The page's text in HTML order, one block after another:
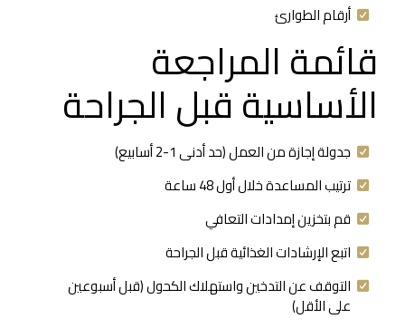
أرقام الطوارئ
قائمة المراجعة
الأساسية قبل الجراحة
جدولة إجازة من العمل (حد أدنى 1-2 أسابيع)
ترتيب المساعدة خلال أول 48 ساعة
قم بتخزين إمدادات التعافي
اتبع الإرشادات الغذائية قبل الجراحة
التوقف عن التدخين واستهلاك الكحول (قبل أسبوعين
على الأقل)